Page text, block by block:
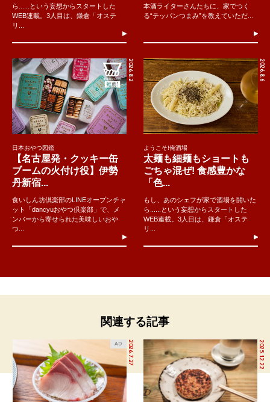
ら......という妄想からスタートした
WEB連載。3人目は、鎌倉「オステ
リ...
本酒ライターさんたちに、家でつく
る“テッパンつまみ”を教えていただ...
2026.8.2
日本おやつ図鑑
【名古屋発・クッキー缶
ブームの火付け役】伊勢
丹新宿...
食いしん坊倶楽部のLINEオープンチャ
ット「dancyuおやつ倶楽部」で、メ
ンバーから寄せられた美味しいおや
つ...
2026.8.6
ようこそ!俺酒場
太麺も細麺もショートも
ごちゃ混ぜ! 食感豊かな
「色...
もし、あのシェフが家で酒場を開いた
ら......という妄想からスタートした
WEB連載。3人目は、鎌倉「オステ
リ...
関連する記事
2026.7.27
AD 2025.12.22